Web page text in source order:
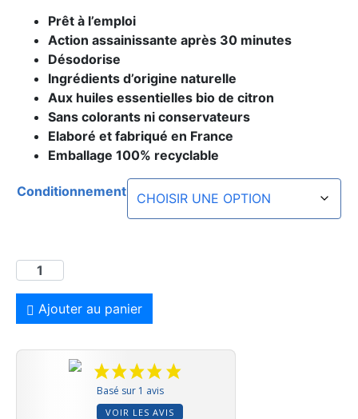
Prêt à l’emploi
Action assainissante après 30 minutes
Désodorise
Ingrédients d’origine naturelle
Aux huiles essentielles bio de citron
Sans colorants ni conservateurs
Elaboré et fabriqué en France
Emballage 100% recyclable
Conditionnement
Ajouter au panier
Basé sur 1 avis
VOIR LES AVIS